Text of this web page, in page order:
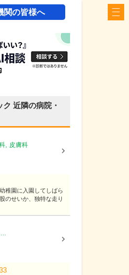
関の皆様へ
ク 近隣の病院・
, 皮膚科
稚園に入園してしばら
のせいか、独特な走り